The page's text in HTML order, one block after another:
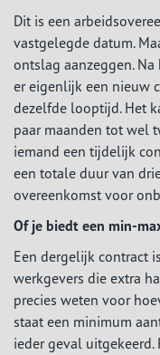
Dit is een
vastgelegde datum.
ontslag aanzeggen.
er eigenlijk een nieuw
dezelfde looptijd. Het
paar maanden tot wel
iemand een tijdelijk
een totale duur van
overeenkomst voor
Of je biedt een min-
Een dergelijk contract
werkgevers die extra
precies weten voor
staat een minimum
ieder geval uitgekeerd.